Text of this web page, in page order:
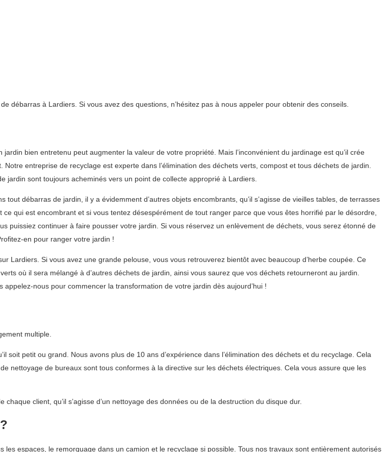
débarras à Lardiers. Si vous avez des questions, n’hésitez pas à nous appeler pour obtenir des conseils.
bien entretenu peut augmenter la valeur de votre propriété. Mais l’inconvénient du jardinage est qu’il crée
entreprise de recyclage est experte dans l’élimination des déchets verts, compost et tous déchets de jardin.
jardin sont toujours acheminés vers un point de collecte approprié à Lardiers.
débarras de jardin, il y a évidemment d’autres objets encombrants, qu’il s’agisse de vieilles tables, de terrasses
qui est encombrant et si vous tentez désespérément de tout ranger parce que vous êtes horrifié par le désordre,
puissiez continuer à faire pousser votre jardin. Si vous réservez un enlèvement de déchets, vous serez étonné de
en pour ranger votre jardin !
Lardiers. Si vous avez une grande pelouse, vous vous retrouverez bientôt avec beaucoup d’herbe coupée. Ce
où il sera mélangé à d’autres déchets de jardin, ainsi vous saurez que vos déchets retourneront au jardin.
nous pour commencer la transformation de votre jardin dès aujourd’hui !
multiple.
petit ou grand. Nous avons plus de 10 ans d’expérience dans l’élimination des déchets et du recyclage. Cela
nettoyage de bureaux sont tous conformes à la directive sur les déchets électriques. Cela vous assure que les
client, qu’il s’agisse d’un nettoyage des données ou de la destruction du disque dur.
espaces, le remorquage dans un camion et le recyclage si possible. Tous nos travaux sont entièrement autorisés